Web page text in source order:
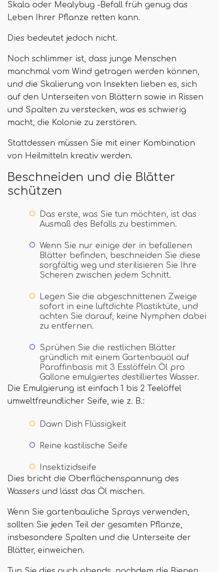
Skala oder Mealybug -Befall früh genug das
Leben Ihrer Pflanze retten kann.
Dies bedeutet jedoch nicht.
Noch schlimmer ist, dass junge Menschen
manchmal vom Wind getragen werden können,
und die Skalierung von Insekten lieben es, sich
auf den Unterseiten von Blättern sowie in Rissen
und Spalten zu verstecken, was es schwierig
macht, die Kolonie zu zerstören.
Stattdessen müssen Sie mit einer Kombination
von Heilmitteln kreativ werden.
Beschneiden und die Blätter
schützen
Das erste, was Sie tun möchten, ist das
Ausmaß des Befalls zu bestimmen.
Wenn Sie nur einige der in befallenen
Blätter befinden, beschneiden Sie diese
sorgfältig weg und sterilisieren Sie Ihre
Scheren zwischen jedem Schnitt.
Legen Sie die abgeschnittenen Zweige
sofort in eine luftdichte Plastiktüte, und
achten Sie darauf, keine Nymphen dabei
zu entfernen.
Sprühen Sie die restlichen Blätter
gründlich mit einem Gartenbauöl auf
Paraffinbasis mit 3 Esslöffeln Öl pro
Gallone emulgiertes destilliertes Wasser.
Die Emulgierung ist einfach 1 bis 2 Teelöffel
umweltfreundlicher Seife, wie z. B.:
Dawn Dish Flüssigkeit
Reine kastilische Seife
Insektizidseife
Dies bricht die Oberflächenspannung des
Wassers und lässt das Öl mischen.
Wenn Sie gartenbauliche Sprays verwenden,
sollten Sie jeden Teil der gesamten Pflanze,
insbesondere Spalten und die Unterseite der
Blätter, einweichen.